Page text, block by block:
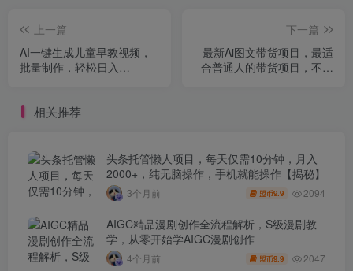
上一篇
AI一键生成儿童早教视频，
批量制作，轻松日入
下一篇
最新Ai图文带货项目，最适
合普通人的带货项目，不露
相关推荐
头条托管懒人项目，每天仅需10分钟，月入
2000+，纯无脑操作，手机就能操作【揭秘】
3个月前 盟币9.9 2094
AIGC精品漫剧创作全流程解析，S级漫剧教
学，从零开始学AIGC漫剧创作
4个月前 盟币9.9 2047